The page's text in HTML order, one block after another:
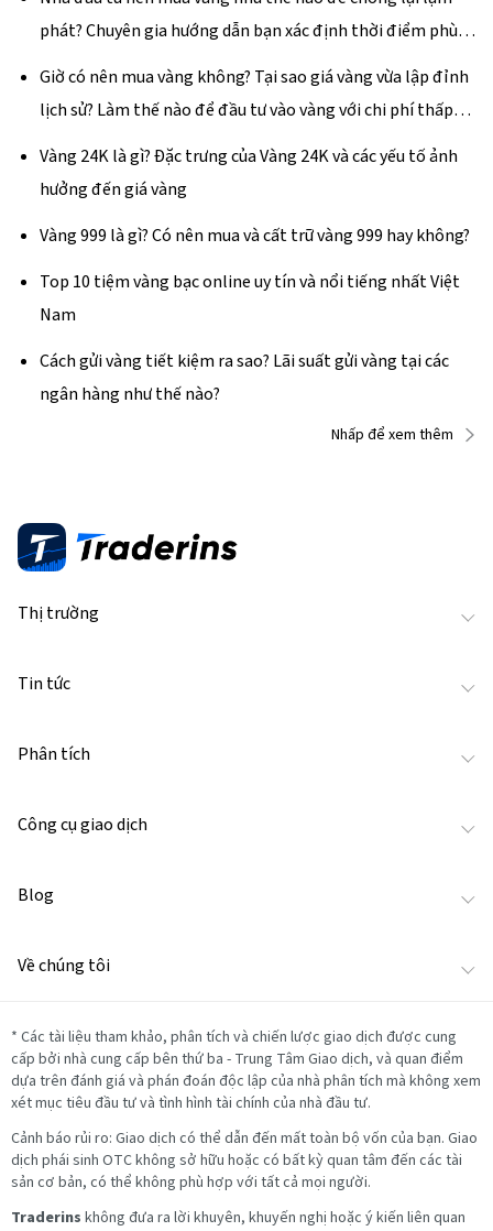
phát? Chuyên gia hướng dẫn bạn xác định thời điểm phù
hợp giao dịch vàng vào năm 2024
Giờ có nên mua vàng không? Tại sao giá vàng vừa lập đỉnh
lịch sử? Làm thế nào để đầu tư vào vàng với chi phí thấp
nhất?
Vàng 24K là gì? Đặc trưng của Vàng 24K và các yếu tố ảnh
hưởng đến giá vàng
Vàng 999 là gì? Có nên mua và cất trữ vàng 999 hay không?
Top 10 tiệm vàng bạc online uy tín và nổi tiếng nhất Việt
Nam
Cách gửi vàng tiết kiệm ra sao? Lãi suất gửi vàng tại các
ngân hàng như thế nào?
Nhấp để xem thêm
Thị trường
Tin tức
Phân tích
Công cụ giao dịch
Blog
Về chúng tôi
* Các tài liệu tham khảo, phân tích và chiến lược giao dịch được cung
cấp bởi nhà cung cấp bên thứ ba - Trung Tâm Giao dịch, và quan điểm
dựa trên đánh giá và phán đoán độc lập của nhà phân tích mà không xem
xét mục tiêu đầu tư và tình hình tài chính của nhà đầu tư.
Cảnh báo rủi ro: Giao dịch có thể dẫn đến mất toàn bộ vốn của bạn. Giao
dịch phái sinh OTC không sở hữu hoặc có bất kỳ quan tâm đến các tài
sản cơ bản, có thể không phù hợp với tất cả mọi người.
Traderins không đưa ra lời khuyên, khuyến nghị hoặc ý kiến liên quan